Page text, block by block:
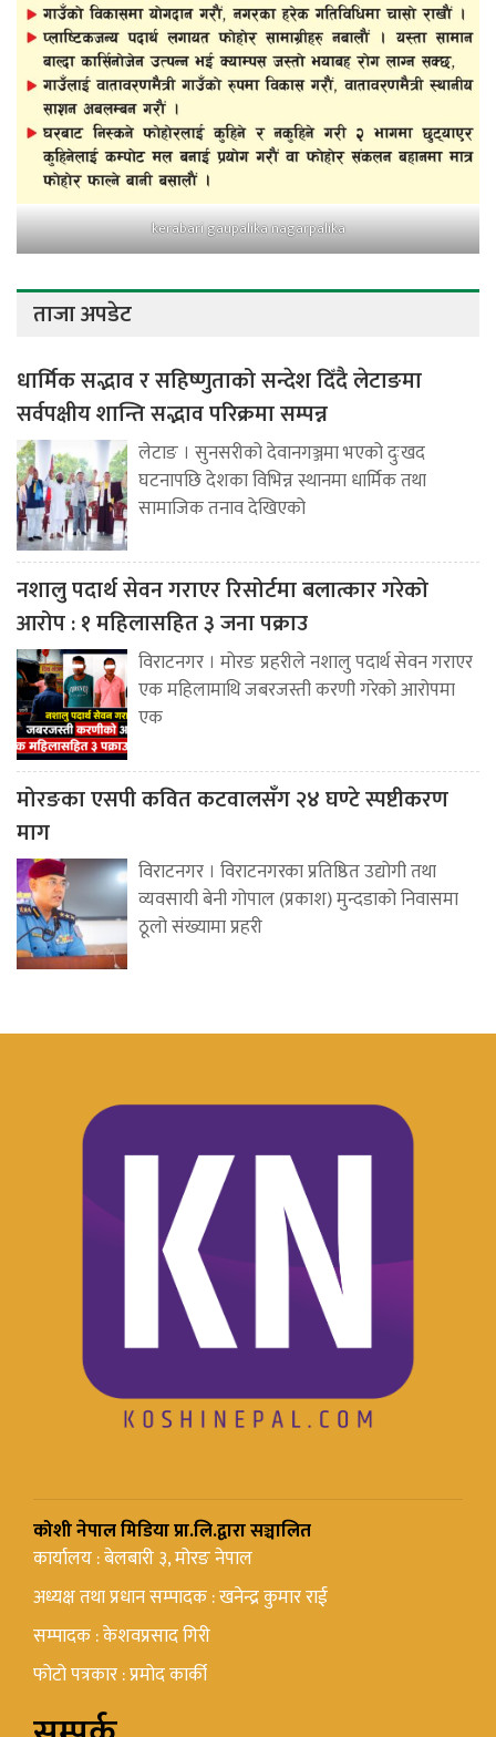
kerabari gaupalika nagarpalika
ताजा अपडेट
धार्मिक सद्भाव र सहिष्णुताको सन्देश दिँदै लेटाङमा
सर्वपक्षीय शान्ति सद्भाव परिक्रमा सम्पन्न
लेटाङ । सुनसरीको देवानगञ्जमा भएको दुःखद
घटनापछि देशका विभिन्न स्थानमा धार्मिक तथा
सामाजिक तनाव देखिएको
नशालु पदार्थ सेवन गराएर रिसोर्टमा बलात्कार गरेको
आरोप : १ महिलासहित ३ जना पक्राउ
विराटनगर । मोरङ प्रहरीले नशालु पदार्थ सेवन गराएर
एक महिलामाथि जबरजस्ती करणी गरेको आरोपमा
एक
मोरङका एसपी कवित कटवालसँग २४ घण्टे स्पष्टीकरण
माग
विराटनगर । विराटनगरका प्रतिष्ठित उद्योगी तथा
व्यवसायी बेनी गोपाल (प्रकाश) मुन्दडाको निवासमा
ठूलो संख्यामा प्रहरी
कोशी नेपाल मिडिया प्रा.लि.द्वारा सञ्चालित
कार्यालय : बेलबारी ३, मोरङ नेपाल
अध्यक्ष तथा प्रधान सम्पादक : खनेन्द्र कुमार राई
सम्पादक : केशवप्रसाद गिरी
फोटो पत्रकार : प्रमोद कार्की